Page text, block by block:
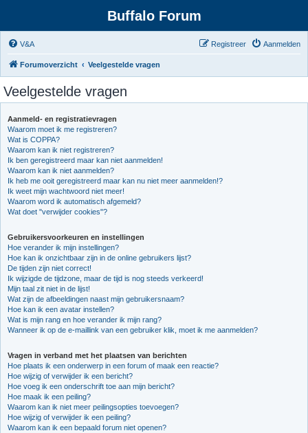
Buffalo Forum
V&A Aanmelden
Registreer
Forumoverzicht Veelgestelde vragen
Veelgestelde vragen
Aanmeld- en registratievragen
Waarom moet ik me registreren?
Wat is COPPA?
Waarom kan ik niet registreren?
Ik ben geregistreerd maar kan niet aanmelden!
Waarom kan ik niet aanmelden?
Ik heb me ooit geregistreerd maar kan nu niet meer aanmelden!?
Ik weet mijn wachtwoord niet meer!
Waarom word ik automatisch afgemeld?
Wat doet "verwijder cookies"?
Gebruikersvoorkeuren en instellingen
Hoe verander ik mijn instellingen?
Hoe kan ik onzichtbaar zijn in de online gebruikers lijst?
De tijden zijn niet correct!
Ik wijzigde de tijdzone, maar de tijd is nog steeds verkeerd!
Mijn taal zit niet in de lijst!
Wat zijn de afbeeldingen naast mijn gebruikersnaam?
Hoe kan ik een avatar instellen?
Wat is mijn rang en hoe verander ik mijn rang?
Wanneer ik op de e-maillink van een gebruiker klik, moet ik me aanmelden?
Vragen in verband met het plaatsen van berichten
Hoe plaats ik een onderwerp in een forum of maak een reactie?
Hoe wijzig of verwijder ik een bericht?
Hoe voeg ik een onderschrift toe aan mijn bericht?
Hoe maak ik een peiling?
Waarom kan ik niet meer peilingsopties toevoegen?
Hoe wijzig of verwijder ik een peiling?
Waarom kan ik een bepaald forum niet openen?